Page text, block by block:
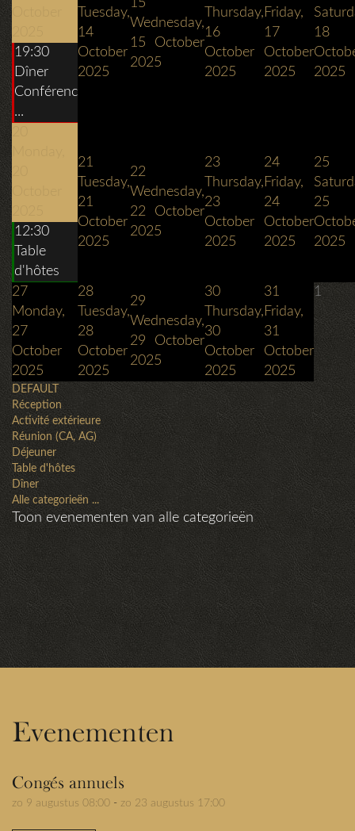
19:30
Dîner
Conférenc
...
Tuesday,
14
October
2025
15
Wednesday,
15 October
2025
Thursday,
16
October
2025
Friday,
17
October
2025
18
2025
12:30
Table
d'hôtes
21
Tuesday,
21
October
2025
22
Wednesday,
22 October
2025
23
Thursday,
23
October
2025
24
Friday,
24
October
2025
25
25
2025
27
Monday,
27
October
2025
28
Tuesday,
28
October
2025
29
Wednesday,
29 October
2025
30
Thursday,
30
October
2025
31
Friday,
31
October
2025
1
DEFAULT
Réception
Activité extérieure
Réunion (CA, AG)
Déjeuner
Table d'hôtes
Dîner
Alle categorieën ...
Toon evenementen van alle categorieën
Evenementen
Congés annuels
zo 9 augustus 08:00 - zo 23 augustus 17:00